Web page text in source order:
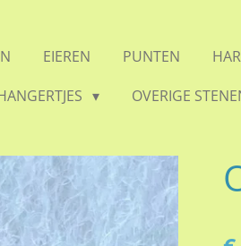
EIEREN PUNTEN
OVERIGE